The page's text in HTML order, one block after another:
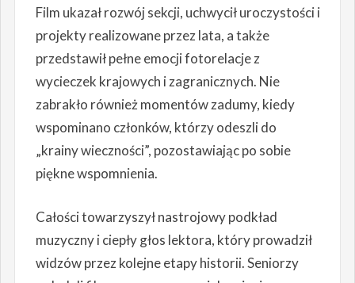
Film ukazał rozwój sekcji, uchwycił uroczystości i
projekty realizowane przez lata, a także
przedstawił pełne emocji fotorelacje z
wycieczek krajowych i zagranicznych. Nie
zabrakło również momentów zadumy, kiedy
wspominano członków, którzy odeszli do
„krainy wieczności”, pozostawiając po sobie
piękne wspomnienia.
Całości towarzyszył nastrojowy podkład
muzyczny i ciepły głos lektora, który prowadził
widzów przez kolejne etapy historii. Seniorzy